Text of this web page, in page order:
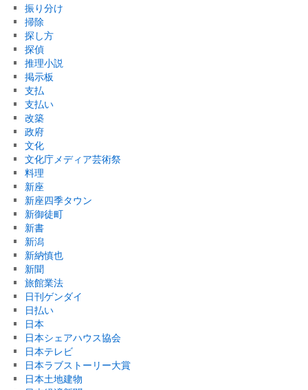
振り分け
掃除
探し方
探偵
推理小説
掲示板
支払
支払い
改築
政府
文化
文化庁メディア芸術祭
料理
新座
新座四季タウン
新御徒町
新書
新潟
新納慎也
新聞
旅館業法
日刊ゲンダイ
日払い
日本
日本シェアハウス協会
日本テレビ
日本ラブストーリー大賞
日本土地建物